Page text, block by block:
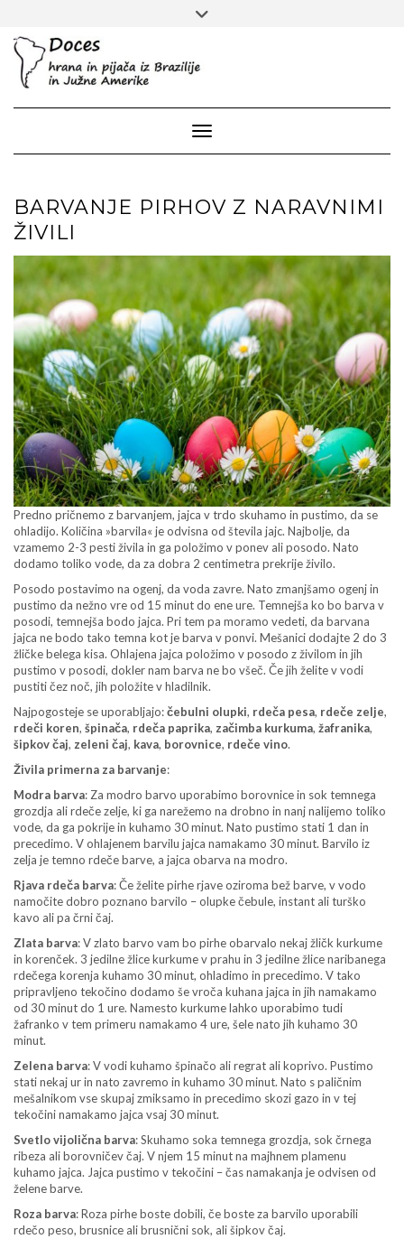
content
Toggle
Toggle Navigation
BARVANJE PIRHOV Z NARAVNIMI
ŽIVILI
Predno pričnemo z barvanjem, jajca v trdo skuhamo in pustimo, da se
ohladijo. Količina »barvila« je odvisna od števila jajc. Najbolje, da
vzamemo 2-3 pesti živila in ga položimo v ponev ali posodo. Nato
dodamo toliko vode, da za dobra 2 centimetra prekrije živilo.
Posodo postavimo na ogenj, da voda zavre. Nato zmanjšamo ogenj in
pustimo da nežno vre od 15 minut do ene ure. Temnejša ko bo barva v
posodi, temnejša bodo jajca. Pri tem pa moramo vedeti, da barvana
jajca ne bodo tako temna kot je barva v ponvi. Mešanici dodajte 2 do 3
žličke belega kisa. Ohlajena jajca položimo v posodo z živilom in jih
pustimo v posodi, dokler nam barva ne bo všeč. Če jih želite v vodi
pustiti čez noč, jih položite v hladilnik.
Najpogosteje se uporabljajo:čebulni olupki, rdeča pesa, rdeče zelje,
rdeči koren, špinača, rdeča paprika, začimba kurkuma, žafranika,
šipkov čaj, zeleni čaj, kava, borovnice, rdeče vino.
Živila primerna za barvanje:
Modra barva: Za modro barvo uporabimo borovnice in sok temnega
grozdja ali rdeče zelje, ki ga narežemo na drobno in nanj nalijemo toliko
vode, da ga pokrije in kuhamo 30 minut. Nato pustimo stati 1 dan in
precedimo. V ohlajenem barvilu jajca namakamo 30 minut. Barvilo iz
zelja je temno rdeče barve, a jajca obarva na modro.
Rjava rdeča barva: Če želite pirhe rjave oziroma bež barve, v vodo
namočite dobro poznano barvilo – olupke čebule, instant ali turško
kavo ali pa črni čaj.
Zlata barva: V zlato barvo vam bo pirhe obarvalo nekaj žličk kurkume
in korenček. 3 jedilne žlice kurkume v prahu in 3 jedilne žlice naribanega
rdečega korenja kuhamo 30 minut, ohladimo in precedimo. V tako
pripravljeno tekočino dodamo še vroča kuhana jajca in jih namakamo
od 30 minut do 1 ure. Namesto kurkume lahko uporabimo tudi
žafranko v tem primeru namakamo 4 ure, šele nato jih kuhamo 30
minut.
Zelena barva: V vodi kuhamo špinačo ali regrat ali koprivo. Pustimo
stati nekaj ur in nato zavremo in kuhamo 30 minut. Nato s paličnim
mešalnikom vse skupaj zmiksamo in precedimo skozi gazo in v tej
tekočini namakamo jajca vsaj 30 minut.
Svetlo vijolična barva: Skuhamo soka temnega grozdja, sok črnega
ribeza ali borovničev čaj. V njem 15 minut na majhnem plamenu
kuhamo jajca. Jajca pustimo v tekočini – čas namakanja je odvisen od
želene barve.
Roza barva: Roza pirhe boste dobili, če boste za barvilo uporabili
rdečo peso, brusnice ali brusnični sok, ali šipkov čaj.